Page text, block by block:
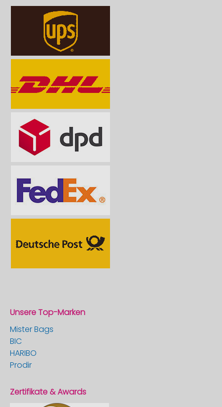
Unsere Top-Marken
Mister Bags
BIC
HARIBO
Prodir
Zertifikate & Awards